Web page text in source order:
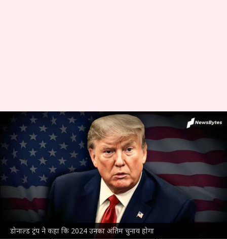
डोनाल्ड ट्रंप ने कहा कि 2024 उनका अंतिम चुनाव होगा
अमेरिका: इस बार चुनाव हार गए तो
फिर नहीं लेंगे डोनाल्ड ट्रंप, कही ये बात
लेखन गजेंद्र Sep 23, 2024 10:52 am
क्या है खबर?
अमेरिकामें राष्ट्रपति चुनाव की दौड़ में शामिल 78 वर्षीय
रिपब्लिकन उम्मीदवारडोनाल्ड ट्रंपने कहा कि अगर वह 5
नवंबर का चुनाव हारते हैं तो अगली बार चुनाव नहीं लड़ेंगे।